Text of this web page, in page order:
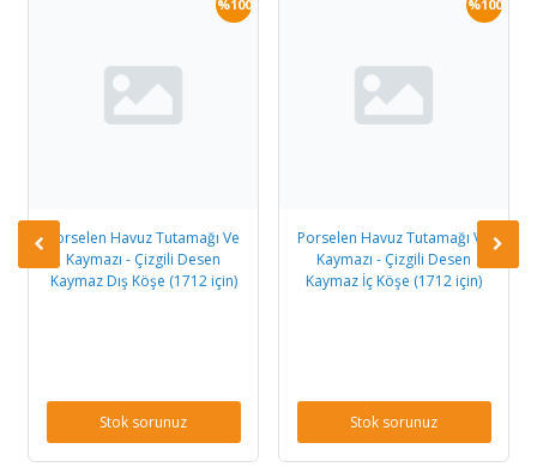
%100
Porselen Havuz Tutamağı Ve
Kaymazı - Çizgili Desen
Kaymaz Dış Köşe (1712 için)
Stok sorunuz
%100
Porselen Havuz Tutamağı Ve
Kaymazı - Çizgili Desen
Kaymaz İç Köşe (1712 için)
Stok sorunuz